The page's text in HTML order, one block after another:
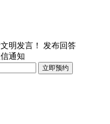
明发言！
发布回答
通知